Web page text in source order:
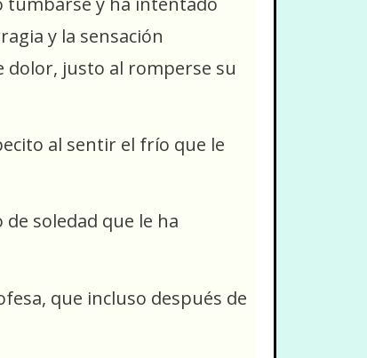
y la sensación
dolor, justo al romperse su
al sentir el frío que le
soledad que le ha
que incluso después de